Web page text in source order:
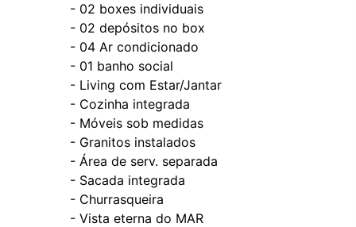
- ⁠02 boxes individuais
- ⁠02 depósitos no box
- ⁠04 Ar condicionado
- ⁠01 banho social
- ⁠Living com Estar/Jantar
- ⁠Cozinha integrada
- ⁠Móveis sob medidas
- ⁠Granitos instalados
- ⁠Área de serv. separada
- ⁠Sacada integrada
- ⁠Churrasqueira
- ⁠Vista eterna do MAR